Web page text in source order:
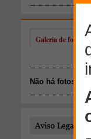
Galeria de fotos
Não há fotos